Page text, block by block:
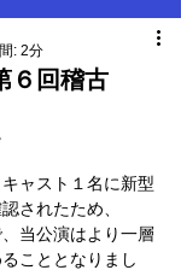
６回稽古
: 2分
ャスト１名に新型
されたため、
当公演はより一層
こととなりまし